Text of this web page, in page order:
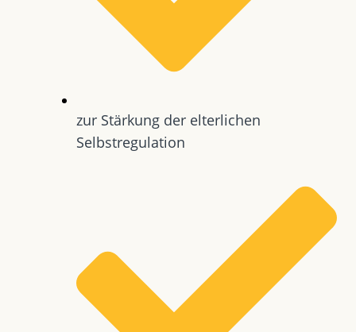
zur Stärkung der elterlichen
Selbstregulation